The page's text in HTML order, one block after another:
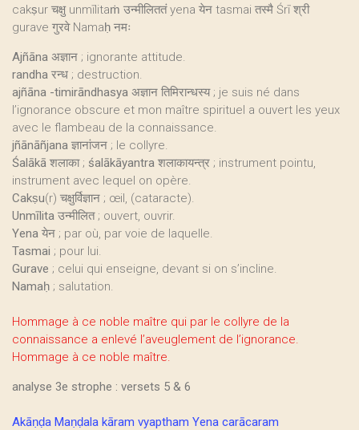
cakṣur चक्षु unmīlitaṁ उन्मीलिततं yena येन tasmai तस्मै Śrī श्री
gurave गुरवे Namaḥ नमः
Ajñāna अज्ञान ; ignorante attitude.
randha रन्ध ; destruction.
ajñāna -timirāndhasya अज्ञान तिमिरान्धस्य ; je suis né dans
l’ignorance obscure et mon maître spirituel a ouvert les yeux
avec le flambeau de la connaissance.
jñānāñjana ज्ञानांजन ; le collyre.
Śalākā शलाका ; śalākāyantra शलाकायन्त्र ; instrument pointu,
instrument avec lequel on opère.
Cakṣu(r) चक्षुर्विज्ञान ; œil, (cataracte).
Unmīlita उन्मीलित ; ouvert, ouvrir.
Yena येन ; par où, par voie de laquelle.
Tasmai ; pour lui.
Gurave ; celui qui enseigne, devant si on s’incline.
Namaḥ ; salutation.
Hommage à ce noble maître qui par le collyre de la
connaissance a enlevé l’aveuglement de l’ignorance.
Hommage à ce noble maître.
analyse 3e strophe : versets 5 & 6
Akāṇḍa Maṇḍala kāram vyaptham Yena carācaram